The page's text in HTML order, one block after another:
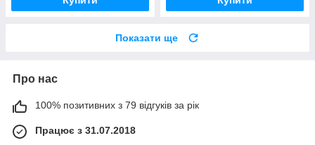
Показати ще
Про нас
100% позитивних з 79 відгуків за рік
Працює з 31.07.2018